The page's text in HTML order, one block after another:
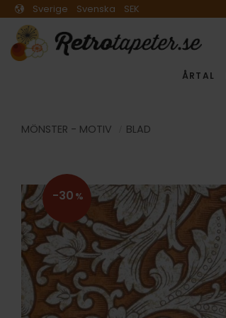
Sverige Svenska SEK
ÅRTAL
MÖNSTER - MOTIV BLAD
30 %